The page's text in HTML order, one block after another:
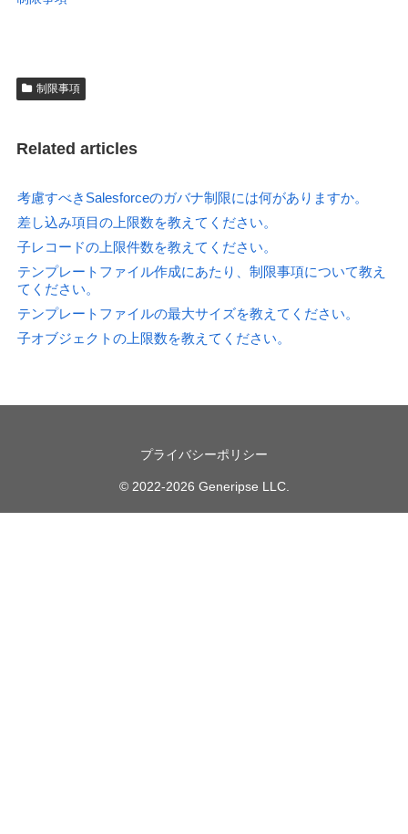
制限事項
Related articles
考慮すべきSalesforceのガバナ制限には何がありますか。
差し込み項目の上限数を教えてください。
子レコードの上限件数を教えてください。
テンプレートファイル作成にあたり、制限事項について教え
てください。
テンプレートファイルの最大サイズを教えてください。
子オブジェクトの上限数を教えてください。
プライバシーポリシー
© 2022-2026 Generipse LLC.